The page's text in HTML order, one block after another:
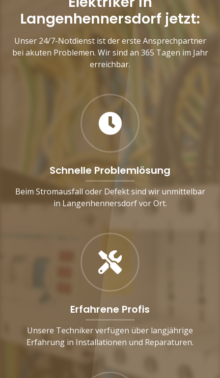
Langenhennersdorf jetzt:
Unser 24/7-Notdienst ist der erste Ansprechpartner
bei akuten Problemen. Wir sind an 365 Tagen im Jahr
erreichbar.
Schnelle Problemlösung
Beim Stromausfall oder Defekt sind wir unmittelbar
in Langenhennersdorf vor Ort.
Erfahrene Profis
Unsere Techniker verfügen über langjährige
Erfahrung in Installationen und Reparaturen.